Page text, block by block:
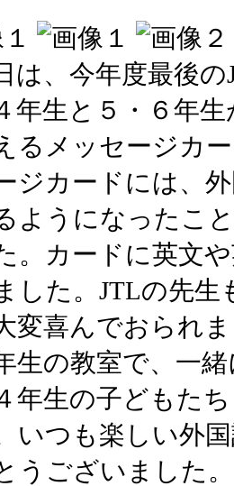
、今年度最後の
年生と５・６年
るメッセージカ
ジカードには、
ようになったこ
。カードに英文
した。JTLの先
変喜んでおられ
生の教室で、一
年生の子どもた
いつも楽しい外
うございました。